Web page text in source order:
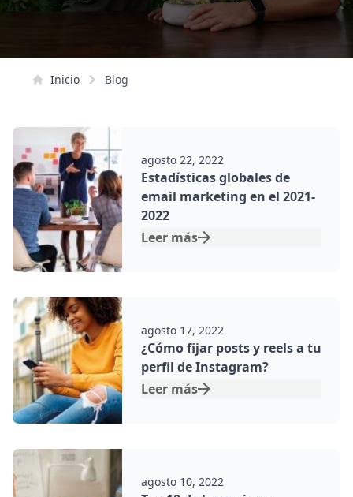
Inicio Blog
Por:
agosto 22, 2022
Estadísticas globales de
email marketing en el 2021-
2022
Leer más
Por:
agosto 17, 2022
¿Cómo fijar posts y reels a tu
perfil de Instagram?
Leer más
Por:
agosto 10, 2022